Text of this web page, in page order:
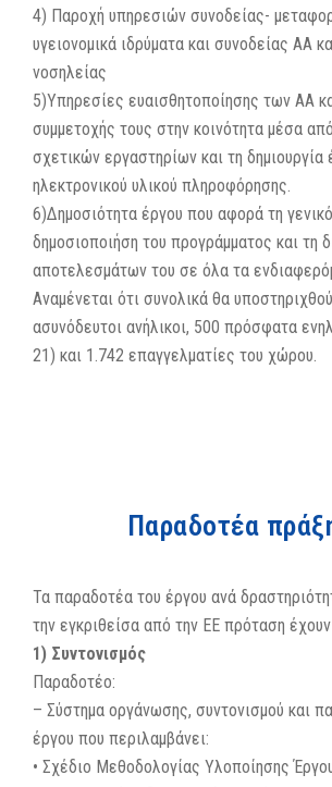
4) Παροχή υπηρεσιών συνοδείας-
υγειονομικά ιδρύματα και συνοδείας ΑΑ
νοσηλείας
5)Υπηρεσίες ευαισθητοποίησης των ΑΑ
συμμετοχής τους στην κοινότητα μέσα
σχετικών εργαστηρίων και τη δημιουργία
ηλεκτρονικού υλικού πληροφόρησης.
6)Δημοσιότητα έργου που αφορά τη
δημοσιοποιήση του προγράμματος και τη
αποτελεσμάτων του σε όλα τα
Αναμένεται ότι συνολικά θα
ασυνόδευτοι ανήλικοι, 500 πρόσφατα
21) και 1.742 επαγγελματίες του χώρου.
Παραδοτέα
Τα παραδοτέα του έργου ανά
την εγκριθείσα από την ΕΕ πρόταση
1) Συντονισμός
Παραδοτέο:
– Σύστημα οργάνωσης, συντονισμού και
έργου που περιλαμβάνει:
• Σχέδιο Μεθοδολογίας Υλοποίησης